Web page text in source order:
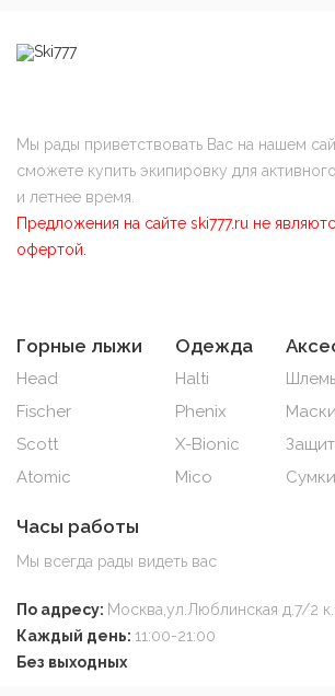
Мы рады приветствовать Вас на нашем
сможете купить экипировку для
и летнее время.
Предложения на сайте ski777.ru не
офертой.
Горные лыжи
Head
Fischer
Scott
Atomic
Одежда
Halti
Phenix
X-Bionic
Mico
Маски
Часы работы
Мы всегда рады видеть вас
По адресу: Москва,ул.Люблинская д.7/2
Каждый день: 11:00-21:00
Без выходных